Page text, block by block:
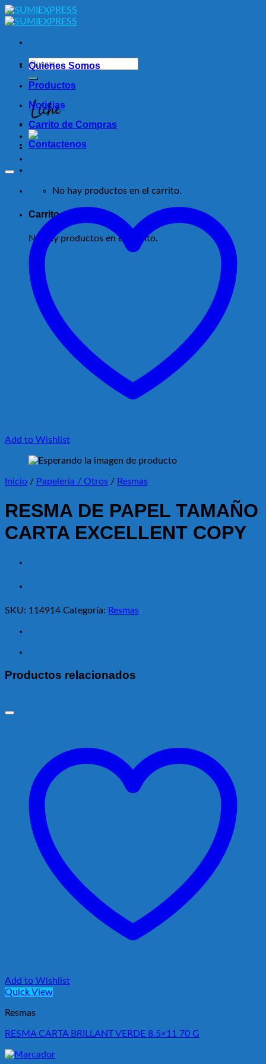
Skip
to
Buscar
por:
No hay productos en el carrito.
Carrito
No hay productos en el carrito.
Quienes Somos
Productos
Noticias
Carrito de Compras
Contactenos
Add to Wishlist
Inicio / Papeleria / Otros / Resmas
RESMA DE PAPEL TAMAÑO
CARTA EXCELLENT COPY
SKU: 114914 Categoría: Resmas
Productos relacionados
Add to Wishlist
Quick View
Resmas
RESMA CARTA BRILLANT VERDE 8.5×11 70 G